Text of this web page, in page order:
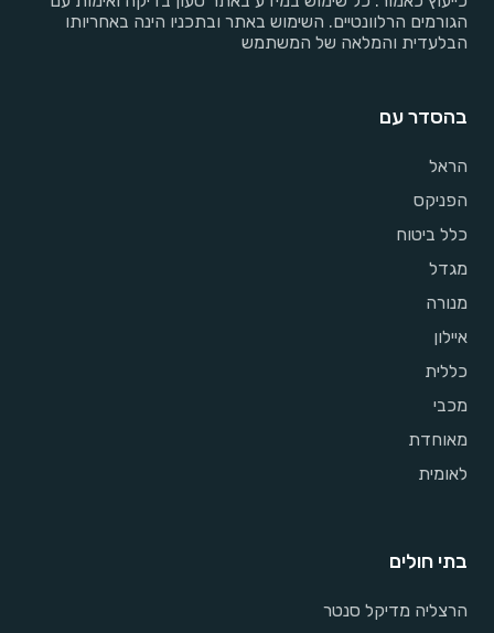
הגורמים הרלוונטיים. השימוש באתר ובתכניו הינה באחריותו
הבלעדית והמלאה של המשתמש
בהסדר עם
הראל
הפניקס
כלל ביטוח
מגדל
מנורה
איילון
כללית
מכבי
מאוחדת
לאומית
בתי חולים
הרצליה מדיקל סנטר